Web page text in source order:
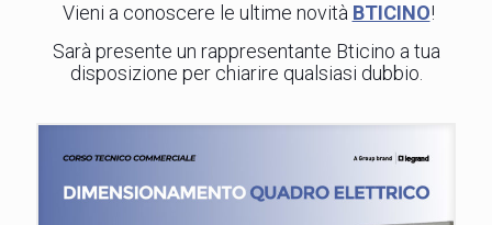
Vieni a conoscere le ultime novità BTICINO!
Sarà presente un rappresentante Bticino a tua
disposizione per chiarire qualsiasi dubbio.